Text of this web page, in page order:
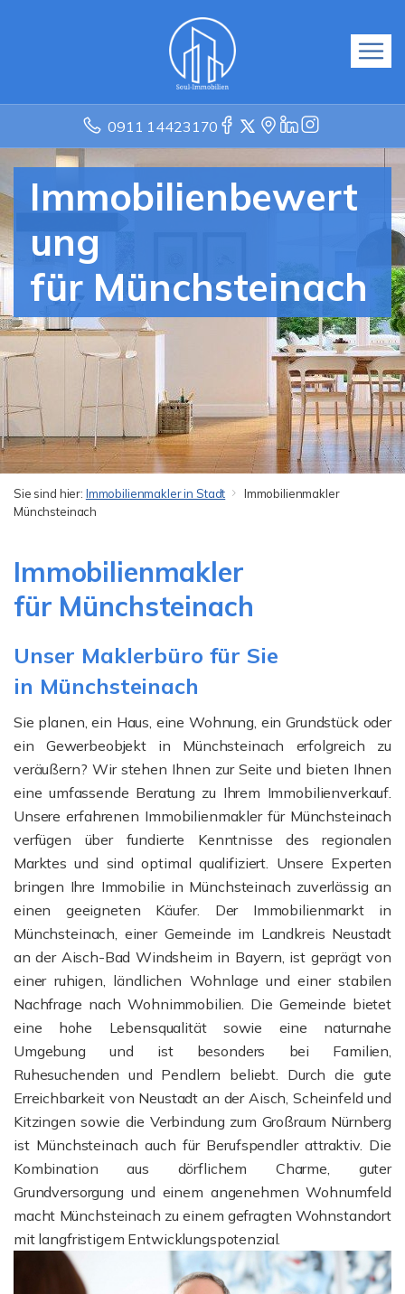
0911 14423170
Immobilienbewert
ung
für Münchsteinach
Sie sind hier: Immobilienmakler in Stadt
Immobilienmakler
Münchsteinach
Immobilienmakler
für Münchsteinach
Unser Maklerbüro für Sie
in Münchsteinach
Sie planen, ein Haus, eine Wohnung, ein Grundstück oder
ein Gewerbeobjekt in Münchsteinach erfolgreich zu
veräußern? Wir stehen Ihnen zur Seite und bieten Ihnen
eine umfassende Beratung zu Ihrem Immobilienverkauf.
Unsere erfahrenen Immobilienmakler für Münchsteinach
verfügen über fundierte Kenntnisse des regionalen
Marktes und sind optimal qualifiziert. Unsere Experten
bringen Ihre Immobilie in Münchsteinach zuverlässig an
einen geeigneten Käufer. Der Immobilienmarkt in
Münchsteinach, einer Gemeinde im Landkreis Neustadt
an der Aisch-Bad Windsheim in Bayern, ist geprägt von
einer ruhigen, ländlichen Wohnlage und einer stabilen
Nachfrage nach Wohnimmobilien. Die Gemeinde bietet
eine hohe Lebensqualität sowie eine naturnahe
Umgebung und ist besonders bei Familien,
Ruhesuchenden und Pendlern beliebt. Durch die gute
Erreichbarkeit von Neustadt an der Aisch, Scheinfeld und
Kitzingen sowie die Verbindung zum Großraum Nürnberg
ist Münchsteinach auch für Berufspendler attraktiv. Die
Kombination aus dörflichem Charme, guter
Grundversorgung und einem angenehmen Wohnumfeld
macht Münchsteinach zu einem gefragten Wohnstandort
mit langfristigem Entwicklungspotenzial.